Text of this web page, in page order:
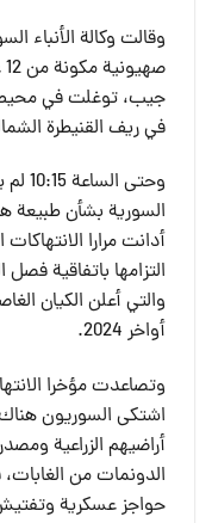
وقالت وكالة الأنباء
جيب، توغلت في محيط
في ريف القنيطرة
السورية بشأن طبيعة
أدانت مرارا
والتي أعلن الكيان
أواخر 2024.
وتصاعدت مؤخرا
اشتكى السوريون
أراضيهم الزراعية
الدونمات من
حواجز عسكرية